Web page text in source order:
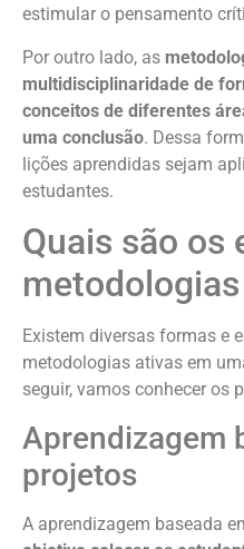
estimular o pensamento
Por outro lado, as
multidisciplinaridade de
conceitos de diferentes
uma conclusão. Dessa
lições aprendidas sejam
estudantes.
Quais são os
Existem diversas formas e
metodologias ativas em
seguir, vamos conhecer os
Aprendizagem
projetos
A aprendizagem baseada